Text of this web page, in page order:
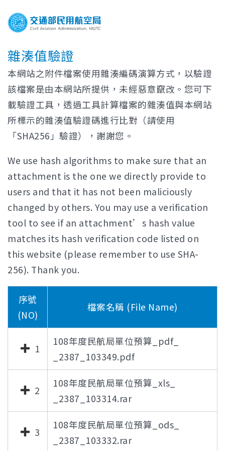
雜湊值驗證
本網站之附件檔案使用雜湊編碼演算方式，以驗證
該檔案是由本網站所提供，未經惡意竄改。您可下
載驗證工具，透過工具計算檔案的雜湊值與本網站
所標示的雜湊值驗證碼進行比對（請使用
「SHA256」驗證），謝謝您。
We use hash algorithms to make sure that an
attachment is the one we directly provide to
users and that it has not been maliciously
changed by others. You may use a verification
tool to see if an attachment’s hash value
matches its hash verification code listed on
this website (please remember to use SHA-
256). Thank you.
序號
(NO)
檔案名稱 (File Name)
1
108年度民航局單位預算_pdf_
_2387_103349.pdf
2
108年度民航局單位預算_xls_
_2387_103314.rar
3
108年度民航局單位預算_ods_
_2387_103332.rar